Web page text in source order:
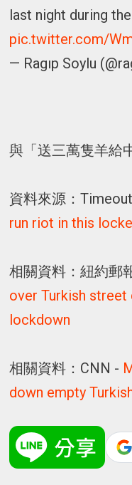
last night during
pic.twitter.com/
— Ragıp Soylu
與「送三萬隻羊給
資料來源：
run riot in this
相關資料：紐約郵
over Turkish street
lockdown
相關資料：CNN -
down empty